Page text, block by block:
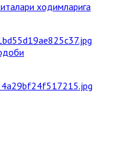
ходимларига